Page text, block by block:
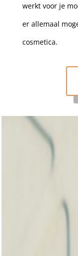
werkt voor je
er allemaal
cosmetica.